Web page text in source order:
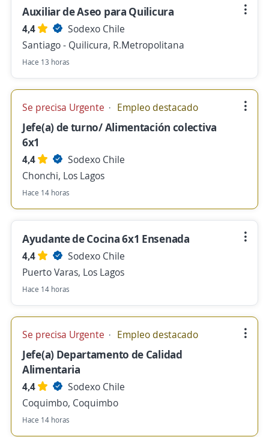
Auxiliar de Aseo para Quilicura
4,4
Sodexo Chile
Santiago - Quilicura, R.Metropolitana
Hace 13 horas
Se precisa Urgente Empleo destacado
Jefe(a) de turno/ Alimentación colectiva
6x1
4,4
Sodexo Chile
Chonchi, Los Lagos
Hace 14 horas
Ayudante de Cocina 6x1 Ensenada
4,4
Sodexo Chile
Puerto Varas, Los Lagos
Hace 14 horas
Se precisa Urgente Empleo destacado
Jefe(a) Departamento de Calidad
Alimentaria
4,4
Sodexo Chile
Coquimbo, Coquimbo
Hace 14 horas